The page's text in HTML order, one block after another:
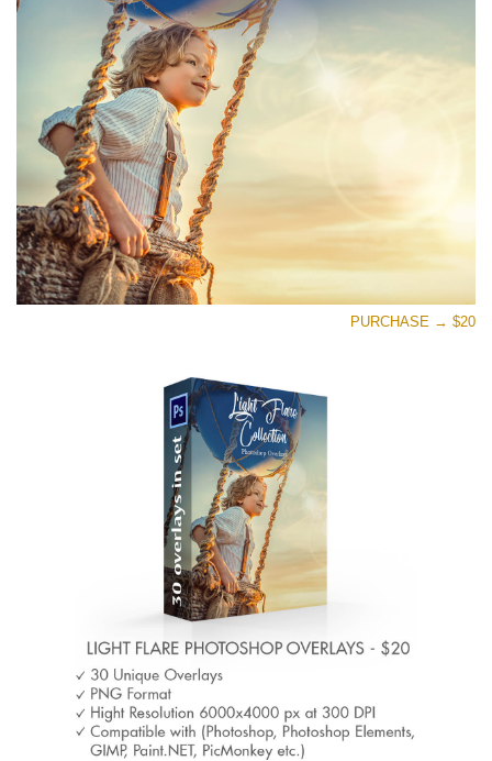
Large 6000*4000px
تنزيل مجاني
PURCHASE → $20